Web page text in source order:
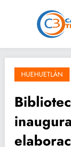
HUEHUETLÁN